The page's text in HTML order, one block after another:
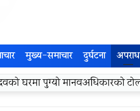
मुख्य-समाचार दुर्घटना अपराध
उत्थान केन्द्रद्वारा अम्बासमा १०५